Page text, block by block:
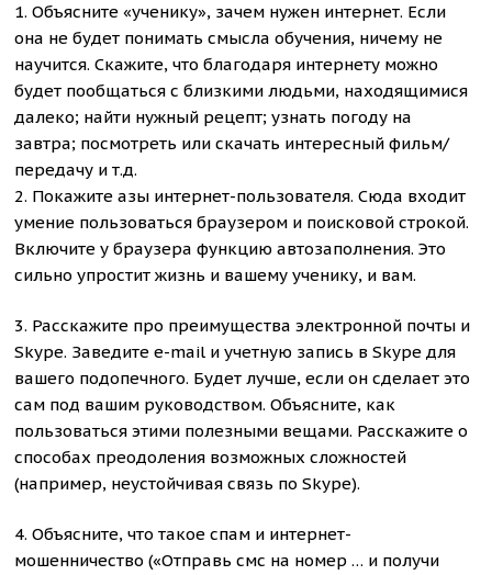
1. Объясните «ученику», зачем нужен интернет. Если
она не будет понимать смысла обучения, ничему не
научится. Скажите, что благодаря интернету можно
будет пообщаться с близкими людьми, находящимися
далеко; найти нужный рецепт; узнать погоду на
завтра; посмотреть или скачать интересный фильм/
передачу и т.д.
2. Покажите азы интернет-пользователя. Сюда входит
умение пользоваться браузером и поисковой строкой.
Включите у браузера функцию автозаполнения. Это
сильно упростит жизнь и вашему ученику, и вам.
3. Расскажите про преимущества электронной почты и
Skype. Заведите e-mail и учетную запись в Skype для
вашего подопечного. Будет лучше, если он сделает это
сам под вашим руководством. Объясните, как
пользоваться этими полезными вещами. Расскажите о
способах преодоления возможных сложностей
(например, неустойчивая связь по Skype).
4. Объясните, что такое спам и интернет-
мошенничество («Отправь смс на номер … и получи